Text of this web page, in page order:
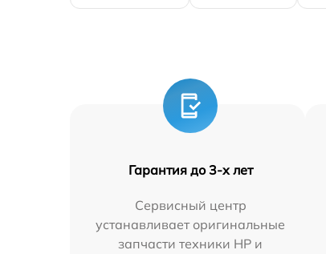
Гарантия до 3-х лет
Сервисный центр
устанавливает оригинальные
запчасти техники HP и